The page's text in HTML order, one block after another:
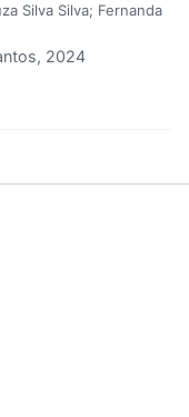
Silva Silva; Fernanda
2024